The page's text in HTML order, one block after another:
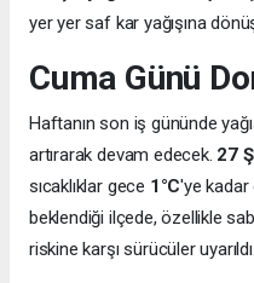
yer yer saf kar yağışına
Cuma Günü
Haftanın son iş gününde
artırarak devam edecek. 27
sıcaklıklar gece 1°C'ye kadar
beklendiği ilçede, özellikle
riskine karşı sürücüler uyarıldı.